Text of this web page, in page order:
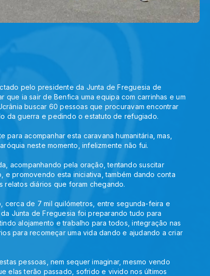
pelo presidente da Junta de Freguesia de
que ia sair de Benfica uma equipa com carrinhas e um
buscar 60 pessoas que procuravam encontrar
da guerra e pedindo o estatuto de refugiado.
para acompanhar esta caravana humanitária, mas,
neste momento, infelizmente não fui.
acompanhando pela oração, tentando suscitar
e promovendo esta iniciativa, também dando conta
diários que foram chegando.
cerca de 7 mil quilómetros, entre segunda-feira e
Junta de Freguesia foi preparando tudo para
alojamento e trabalho para todos, integração nas
para recomeçar uma vida dando e ajudando a criar
pessoas, nem sequer imaginar, mesmo vendo
elas terão passado, sofrido e vivido nos últimos